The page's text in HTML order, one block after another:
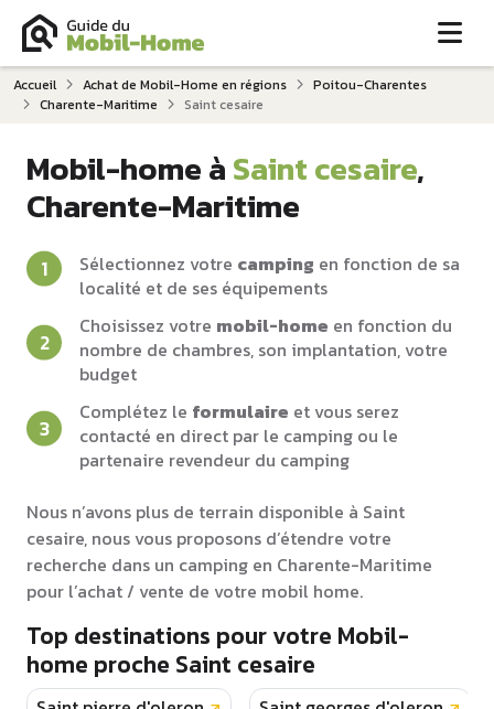
Accueil Achat de Mobil-Home en régions
Poitou-Charentes
Charente-Maritime
Saint cesaire
Mobil-home àSaint cesaire,
Charente-Maritime
Sélectionnez votre camping en fonction de sa
localité et de ses équipements
Choisissez votre mobil-home en fonction du
nombre de chambres, son implantation, votre
budget
Complétez le formulaire et vous serez
contacté en direct par le camping ou le
partenaire revendeur du camping
Nous n’avons plus de terrain disponible à Saint
cesaire, nous vous proposons d’étendre votre
recherche dans un camping en Charente-Maritime
pour l’achat / vente de votre mobil home.
Top destinations pour votre Mobil-
home proche Saint cesaire